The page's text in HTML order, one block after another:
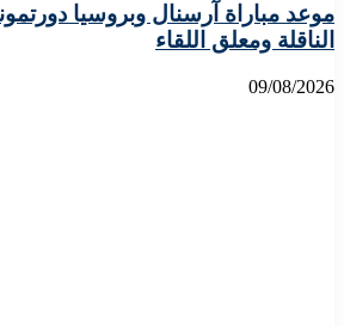
موعد مباراة آرسنال وبروسيا
الناقلة ومعلق اللقاء
09/08/2026